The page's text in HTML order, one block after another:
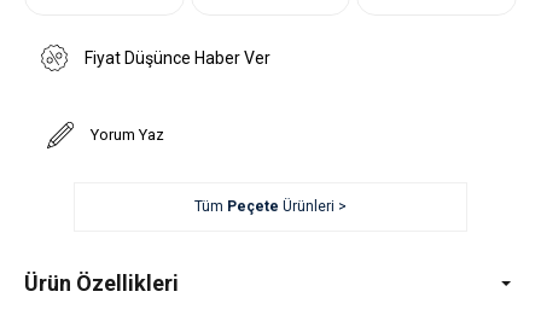
Fiyat Düşünce Haber Ver
Yorum Yaz
Tüm Peçete Ürünleri >
Ürün Özellikleri